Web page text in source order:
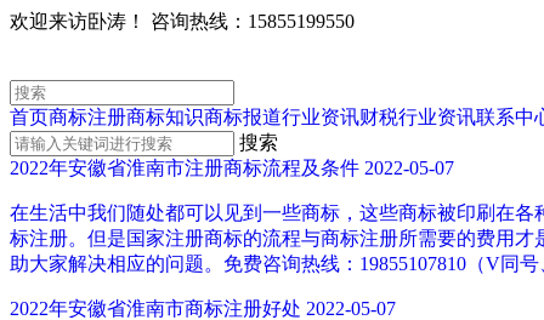
欢迎来访卧涛！ 咨询热线：15855199550
首页商标注册商标知识商标报道行业资讯财税行业资讯联系中
搜索
2022年安徽省淮南市注册商标流程及条件 2022-05-07
在生活中我们随处都可以见到一些商标，这些商标被印刷在
标注册。但是国家注册商标的流程与商标注册所需要的费用
助大家解决相应的问题。免费咨询热线：19855107810（V同
2022年安徽省淮南市商标注册好处 2022-05-07